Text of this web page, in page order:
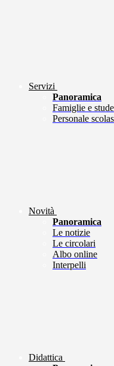
Servizi
Panoramica
Famiglie e
Personale
Novità
Panoramica
Le notizie
Le circolari
Albo online
Interpelli
Didattica